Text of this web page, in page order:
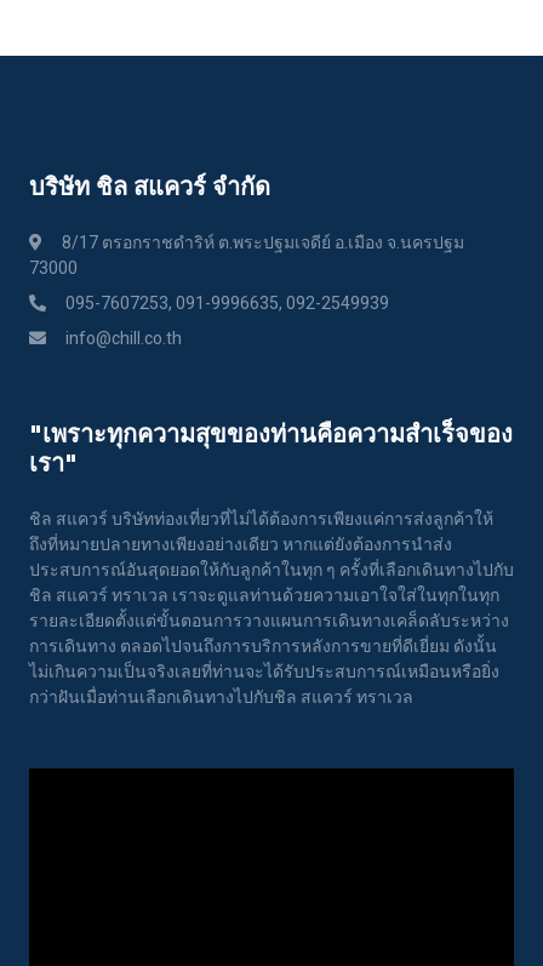
บริษัท ชิล สแควร์ จำกัด
8/17 ตรอกราชดำริห์ ต.พระปฐมเจดีย์ อ.เมือง จ.นครปฐม
73000
095-7607253, 091-9996635, 092-2549939
info@chill.co.th
"เพราะทุกความสุขของท่านคือความสําเร็จของ
เรา"
ชิล สแควร์ บริษัทท่องเที่ยวที่ไม่ได้ต้องการเพียงแค่การส่งลูกค้าให้
ถึงที่หมายปลายทางเพียงอย่างเดียว หากแต่ยังต้องการนำส่ง
ประสบการณ์อันสุดยอดให้กับลูกค้าในทุก ๆ ครั้งที่เลือกเดินทางไปกับ
ชิล สแควร์ ทราเวล เราจะดูแลท่านด้วยความเอาใจใส่ในทุกในทุก
รายละเอียดตั้งแต่ขั้นตอนการวางแผนการเดินทางเคล็ดลับระหว่าง
การเดินทาง ตลอดไปจนถึงการบริการหลังการขายที่ดีเยี่ยม ดังนั้น
ไม่เกินความเป็นจริงเลยที่ท่านจะได้รับประสบการณ์เหมือนหรือยิ่ง
กว่าฝันเมื่อท่านเลือกเดินทางไปกับชิล สแควร์ ทราเวล